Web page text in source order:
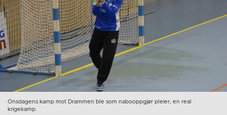
Onsdagens kamp mot Drammen ble som nabooppgjør pleier, en real
krigekamp.